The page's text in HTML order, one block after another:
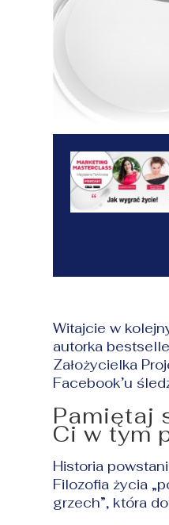
Witajcie w
autorka
Założycielka
Facebook’u
Pamiętaj
Ci w tym
Historia
Filozofia życia
grzech”, która